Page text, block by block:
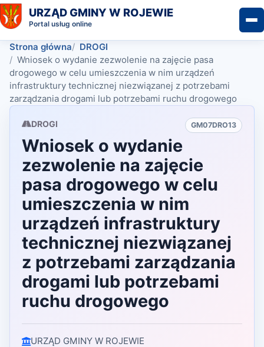
URZĄD GMINY W ROJEWIE
Portal usług online
Strona główna
DROGI
Wniosek o wydanie zezwolenie na zajęcie pasa
drogowego w celu umieszczenia w nim urządzeń
infrastruktury technicznej niezwiązanej z potrzebami
zarządzania drogami lub potrzebami ruchu drogowego
DROGI GM07DRO13
Wniosek o wydanie
zezwolenie na zajęcie
pasa drogowego w celu
umieszczenia w nim
urządzeń infrastruktury
technicznej niezwiązanej
z potrzebami zarządzania
drogami lub potrzebami
ruchu drogowego
URZĄD GMINY W ROJEWIE